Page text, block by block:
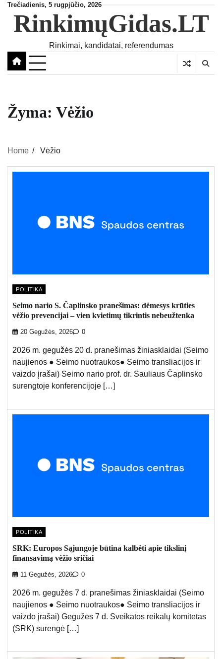
Skip
content
Trečiadienis, 5 rugpjūčio, 2026
RinkimųGidas.LT
Rinkimai, kandidatai, referendumas
Žyma: Vėžio
Home Vėžio
POLITIKA
Seimo nario S. Čaplinsko pranešimas: dėmesys krūties
vėžio prevencijai – vien kvietimų tikrintis nebeužtenka
20 Gegužės, 2026 0
2026 m. gegužės 20 d. pranešimas žiniasklaidai (Seimo
naujienos ● Seimo nuotraukos● Seimo transliacijos ir
vaizdo įrašai) Seimo nario prof. dr. Sauliaus Čaplinsko
surengtoje konferencijoje […]
POLITIKA
SRK: Europos Sąjungoje būtina kalbėti apie tikslinį
finansavimą vėžio sričiai
11 Gegužės, 2026 0
2026 m. gegužės 7 d. pranešimas žiniasklaidai (Seimo
naujienos ● Seimo nuotraukos● Seimo transliacijos ir
vaizdo įrašai) Gegužės 7 d. Sveikatos reikalų komitetas
(SRK) surengė […]